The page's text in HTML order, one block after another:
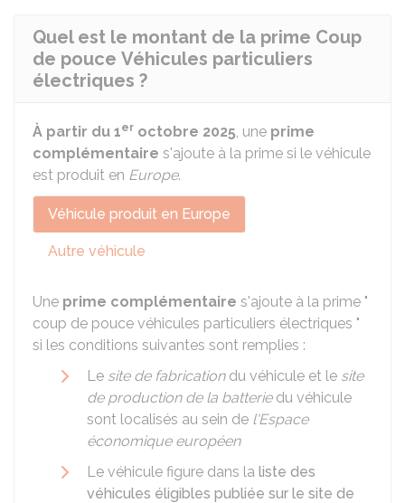
Quel est le montant de la prime Coup
de pouce Véhicules particuliers
électriques ?
À partir du 1er octobre 2025, une prime
complémentaire s'ajoute à la prime si le véhicule
est produit en Europe.
Véhicule produit en Europe
Autre véhicule
Une prime complémentaire s'ajoute à la prime "
coup de pouce véhicules particuliers électriques "
si les conditions suivantes sont remplies :
Le site de fabricationdu véhicule et le site
de production de la batteriedu véhicule
sont localisés au sein de l'Espace
économique européen
Le véhicule figure dans la liste des
véhicules éligibles publiée sur le site de